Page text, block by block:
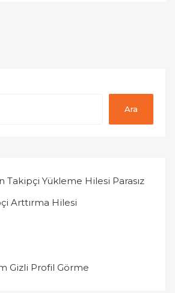
Ara
Takipçi Yükleme Hilesi Parasız
Arttırma Hilesi
Gizli Profil Görme